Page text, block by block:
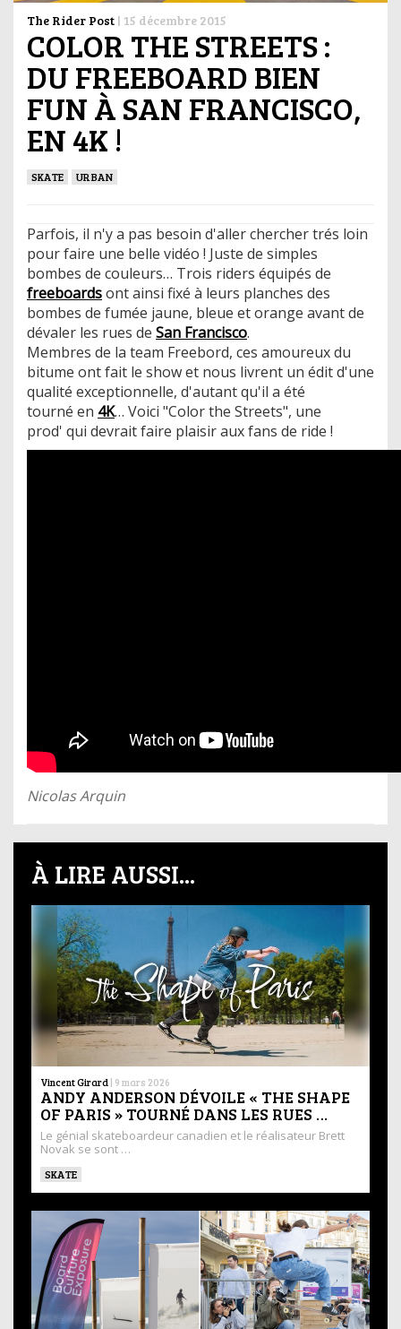
The Rider Post | 15 décembre 2015
COLOR THE STREETS :
DU FREEBOARD BIEN
FUN À SAN FRANCISCO,
EN 4K !
SKATE URBAN
Parfois, il n'y a pas besoin d'aller chercher trés loin
pour faire une belle vidéo ! Juste de simples
bombes de couleurs… Trois riders équipés de
freeboardsont ainsi fixé à leurs planches des
bombes de fumée jaune, bleue et orange avant de
dévaler les rues de San Francisco.
Membres de la team Freebord, ces amoureux du
bitume ont fait le show et nous livrent un édit d'une
qualité exceptionnelle, d'autant qu'il a été
tourné en 4K… Voici "Color the Streets", une
prod' qui devrait faire plaisir aux fans de ride !
Nicolas Arquin
À LIRE AUSSI...
Vincent Girard | 9 mars 2026
ANDY ANDERSON DÉVOILE « THE SHAPE
OF PARIS » TOURNÉ DANS LES RUES …
Le génial skateboardeur canadien et le réalisateur Brett
Novak se sont …
SKATE